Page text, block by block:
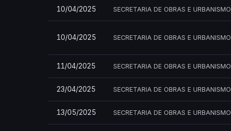
10/04/2025 SECRETARIA DE OBRAS E URBANISMO
10/04/2025 SECRETARIA DE OBRAS E URBANISMO
11/04/2025 SECRETARIA DE OBRAS E URBANISMO
23/04/2025 SECRETARIA DE OBRAS E URBANISMO
13/05/2025 SECRETARIA DE OBRAS E URBANISMO